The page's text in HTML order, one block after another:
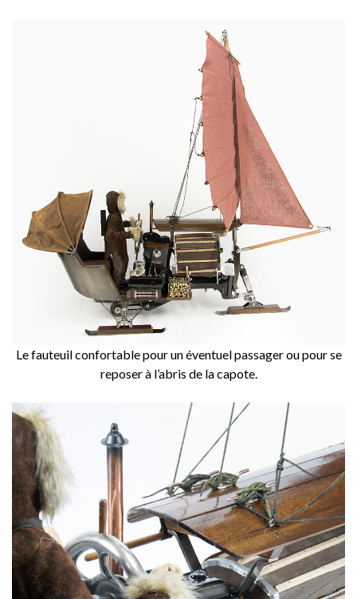
Le fauteuil confortable pour un éventuel passager ou pour se
reposer à l’abris de la capote.